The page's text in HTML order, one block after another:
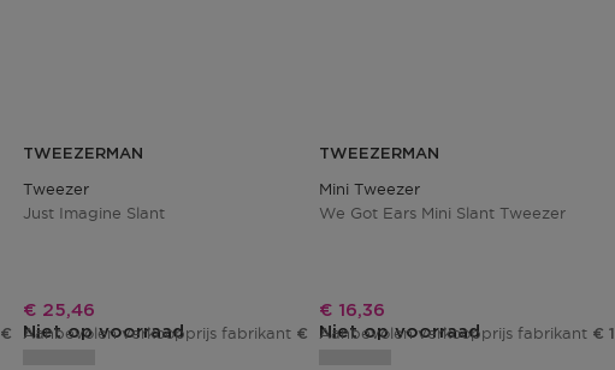
€ 40,50
Niet op voorraad
TWEEZERMAN
Tweezer
Just Imagine Slant
Kortingsprijs
€ 25,46
Aanbevolen verkoopprijs fabrikant € 29,95
Niet op voorraad
TWEEZERMAN
Mini Tweezer
We Got Ears Mini Slant Tweezer
Kortingsprijs
€ 16,36
Aanbevolen verkoopprijs fabrikant €